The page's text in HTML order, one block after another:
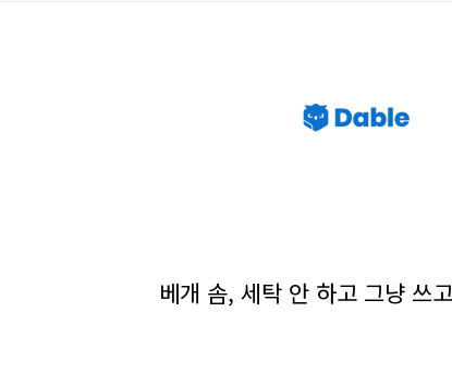
베개 솜, 세탁 안 하고 그냥 쓰